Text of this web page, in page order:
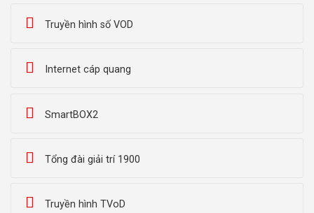
Truyền hình số VOD
Internet cáp quang
SmartBOX2
Tổng đài giải trí 1900
Truyền hình TVoD